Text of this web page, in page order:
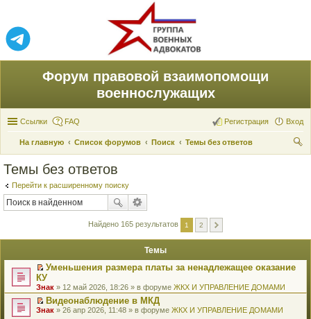
Форум правовой взаимопомощи
военнослужащих
Ссылки FAQ Вход
Регистрация
На главную Список форумов Поиск
Темы без ответов
Темы без ответов
Перейти к расширенному поиску
Найдено 165 результатов 1 2
Темы
П
е
р
е
й
Уменьшения размера платы за ненадлежащее оказание
КУ
Знак » 12 май 2026, 18:26 » в форуме ЖКХ И УПРАВЛЕНИЕ ДОМАМИ
П
Видеонаблюдение в МКД
Знак » 26 апр 2026, 11:48 » в форуме ЖКХ И УПРАВЛЕНИЕ ДОМАМИ